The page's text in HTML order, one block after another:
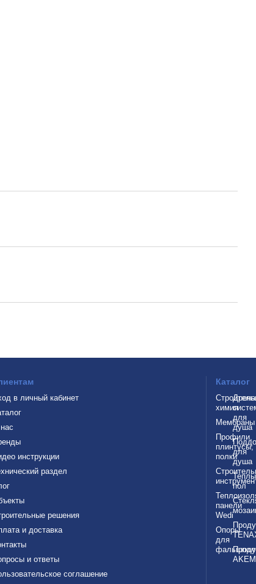
в личный кабинет
инструкции
раздел
решения
и доставка
и ответы
соглашение
Каталог
химия
Мембраны
Профили,
плинтусы,
полки
панели
Wedi
Опоры
для
для
душа
для
душа
пол